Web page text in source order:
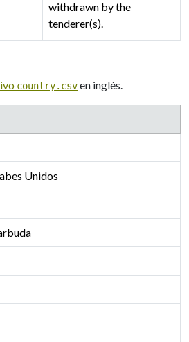
withdrawn by the
tenderer(s).
country.csven inglés.
Unidos